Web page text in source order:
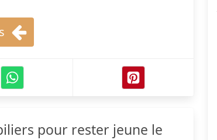
pour rester jeune le